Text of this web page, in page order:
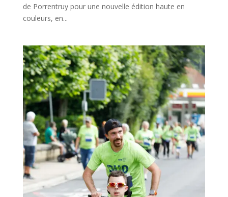
de Porrentruy pour une nouvelle édition haute en
couleurs, en...